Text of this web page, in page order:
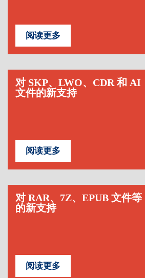
阅读更多
对 SKP、LWO、CDR 和 AI
文件的新支持
阅读更多
对 RAR、7Z、EPUB 文件等
的新支持
阅读更多